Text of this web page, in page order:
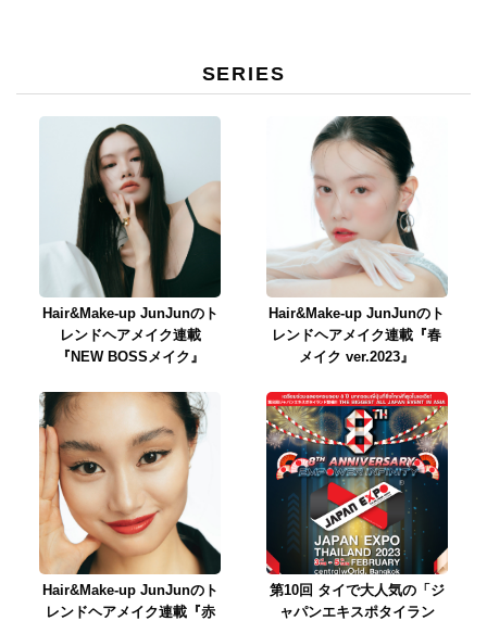
SERIES
Hair&Make-up JunJunのト
レンドヘアメイク連載
『NEW BOSSメイク』
Hair&Make-up JunJunのト
レンドヘアメイク連載『春
メイク ver.2023』
Hair&Make-up JunJunのト
レンドヘアメイク連載『赤
第10回 タイで大人気の「ジ
ャパンエキスポタイラン